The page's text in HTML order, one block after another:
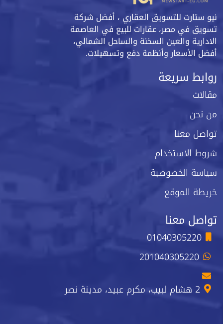
نيو ستارت للتسويق العقاري ، أفضل شركة
تسويق في مصر، عقارات للبيع في العاصمة
الادارية والعين السخنة والساحل الشمالي،
أفضل الأسعار وأنظمة دفع وتسهيلات.
روابط سريعة
مقالات
من نحن
تواصل معنا
شروط الاستخدام
سياسة الخصوصية
خريطة الموقع
تواصل معنا
01040305220
201040305220
2 هشام لبيب، مكرم عبيد، مدينة نصر